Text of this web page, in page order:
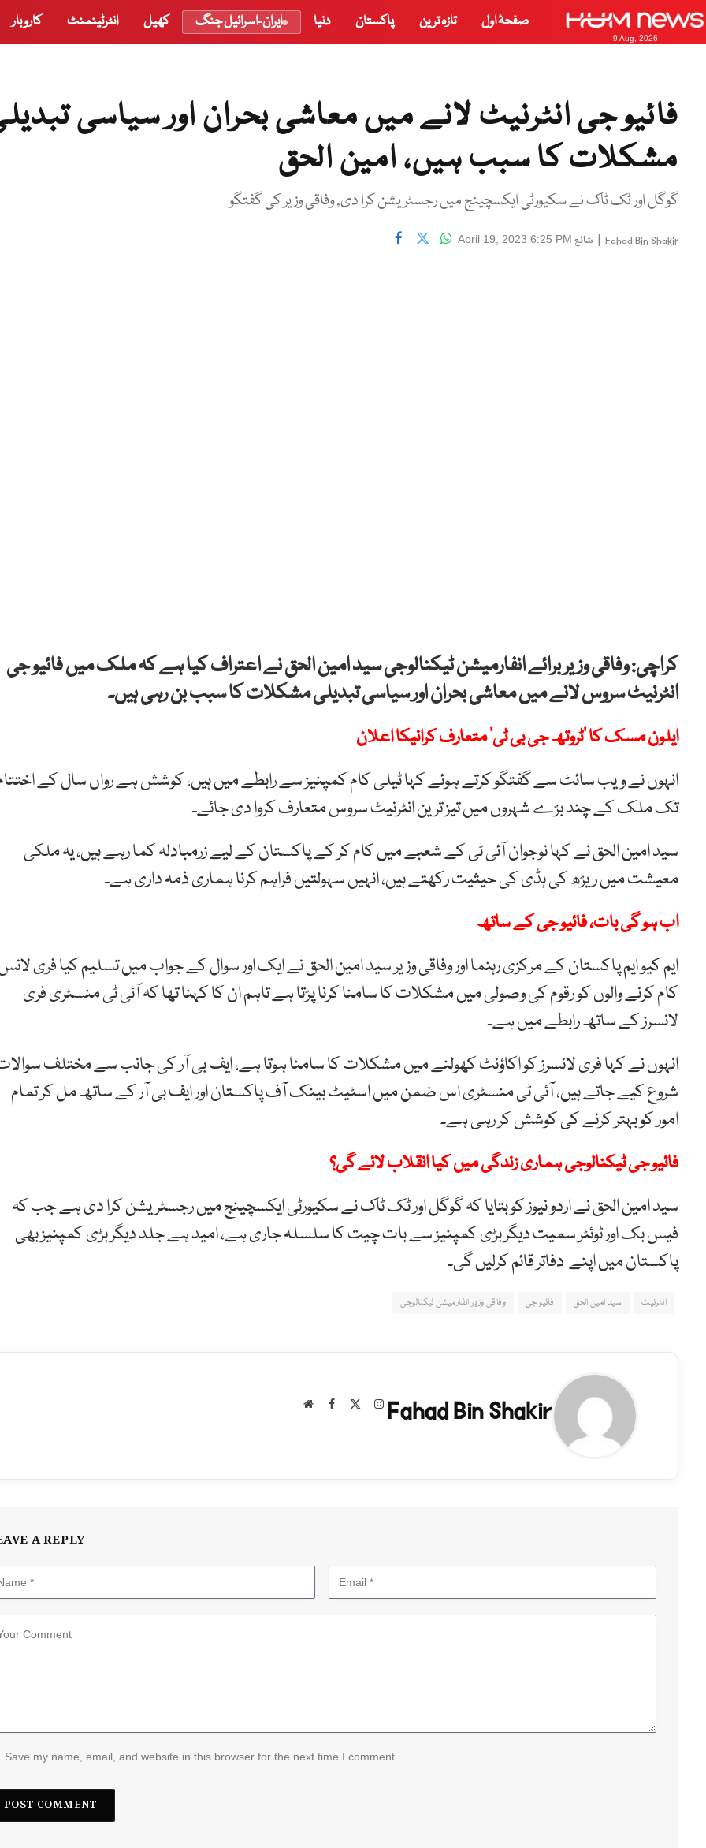
9 Aug, 2026
صفحۂ اول تازہ ترین پاکستان دنیا ایران-اسرائیل جنگ کھیل انٹرٹینمنٹ کاروبار
فائیو جی انٹرنیٹ لانے میں معاشی بحران اور سیاسی
مشکلات کا سبب ہیں، امین الحق
گوگل اور ٹک ٹاک نے سکیورٹی ایکسچینج میں رجسٹریشن کرا دی, وفاقی وزیر کی گفتگو
Fahad Bin Shakir
| شائع April 19, 2023 6:25 PM
کراچی: وفاقی وزیر برائے انفارمیشن ٹیکنالوجی سید امین الحق نے اعتراف کیا ہے کہ ملک میں فائیو جی
انٹرنیٹ سروس لانے میں معاشی بحران اور سیاسی تبدیلی مشکلات کا سبب بن رہی ہیں۔
ایلون مسک کا ’ٹروتھ جی بی ٹی‘ متعارف کرانیکا اعلان
انہوں نے ویب سائٹ سے گفتگو کرتے ہوئے کہا ٹیلی کام کمپنیز سے رابطے میں ہیں، کوشش ہے رواں سال کے
تک ملک کے چند بڑے شہروں میں تیز ترین انٹرنیٹ سروس متعارف کروا دی جائے۔
سید امین الحق نے کہا نوجوان آئی ٹی کے شعبے میں کام کر کے پاکستان کے لیے زرمبادلہ کما رہے ہیں، یہ ملکی
معیشت میں ریڑھ کی ہڈی کی حیثیت رکھتے ہیں، انہیں سہولتیں فراہم کرنا ہماری ذمہ داری ہے۔
اب ہو گی بات، فائیو جی کے ساتھ
ایم کیو ایم پاکستان کے مرکزی رہنما اور وفاقی وزیر سید امین الحق نے ایک اور سوال کے جواب میں تسلیم کیا فری
کام کرنے والوں کو رقوم کی وصولی میں مشکلات کا سامنا کرنا پڑتا ہے تاہم ان کا کہنا تھا کہ آئی ٹی منسٹری فری
لانسرز کے ساتھ رابطے میں ہے۔
انہوں نے کہا فری لانسرز کو اکاؤنٹ کھولنے میں مشکلات کا سامنا ہوتا ہے، ایف بی آر کی جانب سے مختلف
شروع کیے جاتے ہیں، آئی ٹی منسٹری اس ضمن میں اسٹیٹ بینک آف پاکستان اور ایف بی آر کے ساتھ مل کر تمام
امور کو بہتر کرنے کی کوشش کر رہی ہے۔
فائیو جی ٹیکنالوجی ہماری زندگی میں کیا انقلاب لائے گی؟
سید امین الحق نے اردو نیوز کو بتایا کہ گوگل اور ٹک ٹاک نے سکیورٹی ایکسچینج میں رجسٹریشن کرا دی ہے جب کہ
فیس بک اور ٹوئٹر سمیت دیگر بڑی کمپنیز سے بات چیت کا سلسلہ جاری ہے، امید ہے جلد دیگر بڑی کمپنیز بھی
پاکستان میں اپنے دفاتر قائم کرلیں گی۔
انٹرنیٹ سید امین الحق فائیو جی وفاقی وزیر انفارمیشن ٹیکنالوجی
Fahad Bin Shakir
WebsiteFacebookInstagram
A REPLY
Save my name, email, and website in this browser for the next time I comment.